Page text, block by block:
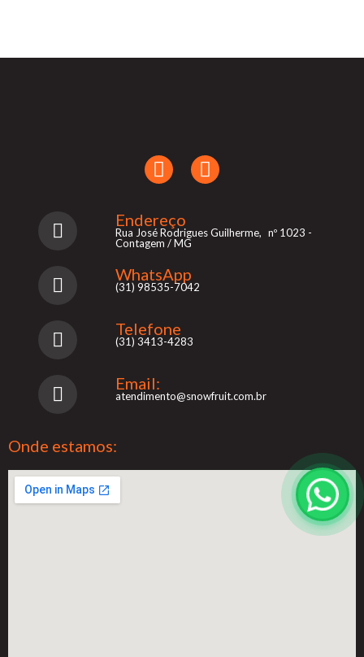
Endereço
Rua José Rodrigues Guilherme, nº 1023 -
Contagem / MG
WhatsApp
(31) 98535-7042
Telefone
(31) 3413-4283
Email:
atendimento@snowfruit.com.br
Onde estamos: